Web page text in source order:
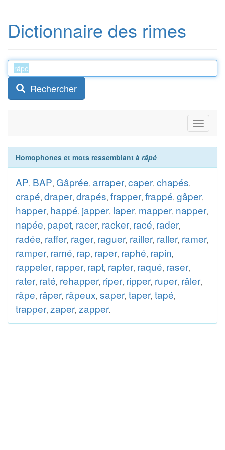
Dictionnaire des rimes
Rechercher
Toggle
Homophones et mots ressemblant à râpé
AP, BAP, Gâprée, arraper, caper, chapés,
crapé, draper, drapés, frapper, frappé, gâper,
happer, happé, japper, laper, mapper, napper,
napée, papet, racer, racker, racé, rader,
radée, raffer, rager, raguer, railler, raller, ramer,
ramper, ramé, rap, raper, raphé, rapin,
rappeler, rapper, rapt, rapter, raqué, raser,
rater, raté, rehapper, riper, ripper, ruper, râler,
râpe, râper, râpeux, saper, taper, tapé,
trapper, zaper, zapper.